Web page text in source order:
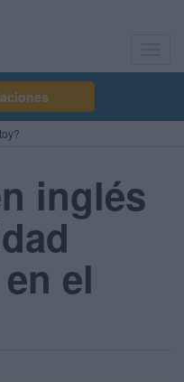
inglés
el